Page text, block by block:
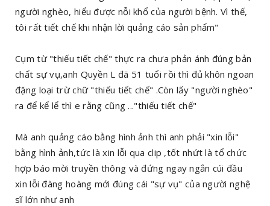
người nghèo, hiểu được nỗi khổ của người bệnh. Vì thế,
tôi rất tiết chế khi nhận lời quảng cáo sản phẩm"
Cụm từ "thiếu tiết chế" thực ra chưa phản ánh đúng bản
chất sự vụ,anh Quyền L đã 51 tuổi rồi thì đủ khôn ngoan
đặng loại trừ chữ "thiếu tiết chế" .Còn lấy "người nghèo"
ra để kể lể thì e rằng cũng ..."thiếu tiết chế"
Mà anh quảng cáo bằng hình ảnh thì anh phải "xin lỗi"
bằng hình ảnh,tức là xin lỗi qua clip ,tốt nhứt là tổ chức
hợp báo mời truyền thông và đứng ngay ngắn cúi đầu
xin lỗi đàng hoàng mới đúng cái "sự vụ" của người nghệ
sĩ lớn như anh